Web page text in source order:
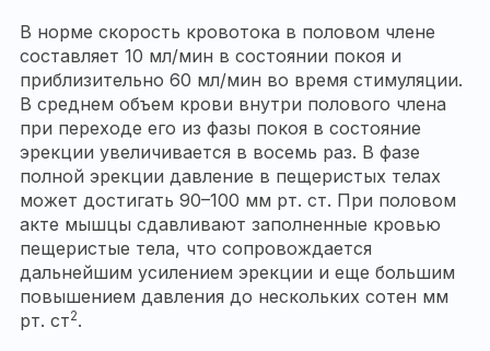
В норме скорость кровотока в половом члене
составляет 10 мл/мин в состоянии покоя и
приблизительно 60 мл/мин во время стимуляции.
В среднем объем крови внутри полового члена
при переходе его из фазы покоя в состояние
эрекции увеличивается в восемь раз. В фазе
полной эрекции давление в пещеристых телах
может достигать 90–100 мм рт. ст. При половом
акте мышцы сдавливают заполненные кровью
пещеристые тела, что сопровождается
дальнейшим усилением эрекции и еще большим
повышением давления до нескольких сотен мм
рт. ст2.